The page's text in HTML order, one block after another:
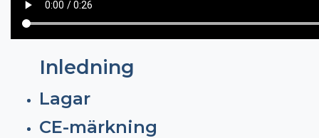
Inledning
Lagar
CE-märkning